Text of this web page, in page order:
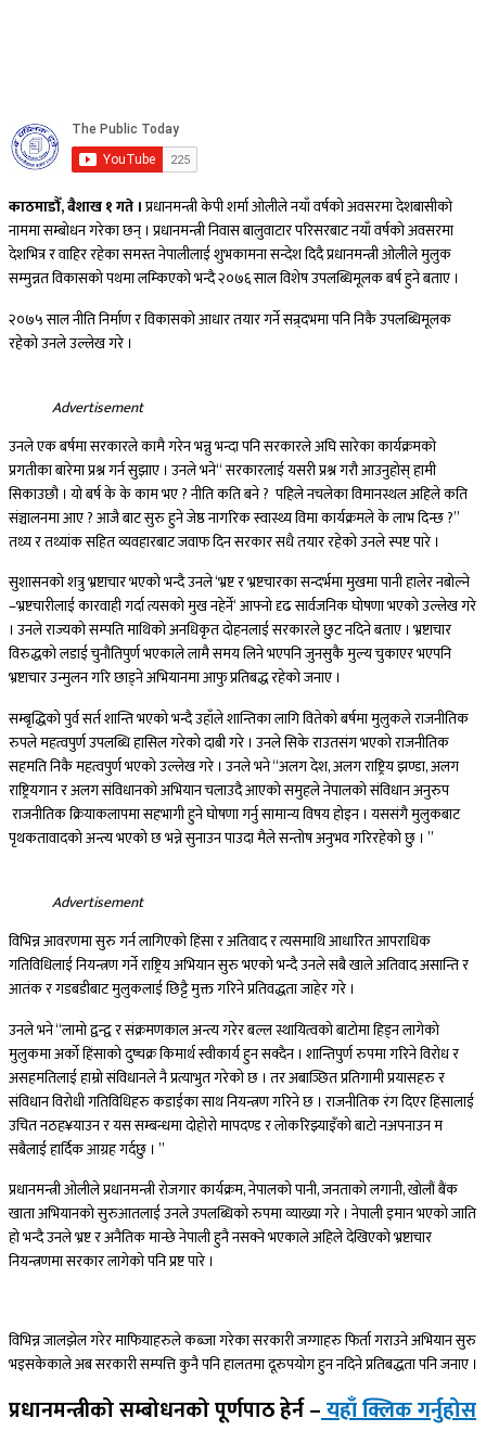
काठमाडौँ, बैशाख १ गते ।प्रधानमन्त्री केपी शर्मा ओलीले नयाँ वर्षको अवसरमा देशबासीको
नाममा सम्बोधन गरेका छन् । प्रधानमन्त्री निवास बालुवाटार परिसरबाट नयाँ वर्षको अवसरमा
देशभित्र र वाहिर रहेका समस्त नेपालीलाई शुभकामना सन्देश दिदै प्रधानमन्त्री ओलीले मुलुक
सम्मुन्नत विकासको पथमा लम्किएको भन्दै २०७६ साल विशेष उपलब्धिमूलक बर्ष हुने बताए ।
२०७५ साल नीति निर्माण र विकासको आधार तयार गर्ने सन्र्दभमा पनि निकै उपलब्धिमूलक
रहेको उनले उल्लेख गरे ।
Advertisement
उनले एक बर्षमा सरकारले कामै गरेन भन्नु भन्दा पनि सरकारले अघि सारेका कार्यक्रमको
प्रगतीका बारेमा प्रश्न गर्न सुझाए । उनले भने“ सरकारलाई यसरी प्रश्न गरौ आउनुहोस् हामी
सिकाउछौ । यो बर्ष के के काम भए ? नीति कति बने ? पहिले नचलेका विमानस्थल अहिले कति
संञ्चालनमा आए ? आजै बाट सुरु हुने जेष्ठ नागरिक स्वास्थ्य विमा कार्यक्रमले के लाभ दिन्छ ?”
तथ्य र तथ्यांक सहित व्यवहारबाट जवाफ दिन सरकार सधै तयार रहेको उनले स्पष्ट पारे ।
सुशासनको शत्रु भ्रष्टाचार भएको भन्दै उनले ‘भ्रष्ट र भ्रष्टचारका सन्दर्भमा मुखमा पानी हालेर नबोल्ने
–भ्रष्टचारीलाई कारवाही गर्दा त्यसको मुख नहेर्ने‘ आफ्नो दृढ सार्वजनिक घोषणा भएको उल्लेख गरे
। उनले राज्यको सम्पति माथिको अनधिकृत दोहनलाई सरकारले छुट नदिने बताए । भ्रष्टाचार
विरुद्धको लडाई चुनौतिपुर्ण भएकाले लामै समय लिने भएपनि जुनसुकै मुल्य चुकाएर भएपनि
भ्रष्टाचार उन्मुलन गरि छाड्ने अभियानमा आफु प्रतिबद्ध रहेको जनाए ।
सम्बृद्धिको पुर्व सर्त शान्ति भएको भन्दै उहाँले शान्तिका लागि वितेको बर्षमा मुलुकले राजनीतिक
रुपले महत्वपुर्ण उपलब्धि हासिल गरेको दाबी गरे । उनले सिके राउतसंग भएको राजनीतिक
सहमति निकै महत्वपुर्ण भएको उल्लेख गरे । उनले भने “अलग देश, अलग राष्ट्रिय झण्डा, अलग
राष्ट्रियगान र अलग संविधानको अभियान चलाउदै आएको समुहले नेपालको संविधान अनुरुप
राजनीतिक क्रियाकलापमा सहभागी हुने घोषणा गर्नु सामान्य विषय होइन । यससंगै मुलुकबाट
पृथकतावादको अन्त्य भएको छ भन्ने सुनाउन पाउदा मैले सन्तोष अनुभव गरिरहेको छु । ”
Advertisement
विभिन्न आवरणमा सुरु गर्न लागिएको हिंसा र अतिवाद र त्यसमाथि आधारित आपराधिक
गतिविधिलाई नियन्त्रण गर्ने राष्ट्रिय अभियान सुरु भएको भन्दै उनले सबै खाले अतिवाद असान्ति र
आतंक र गडबडीबाट मुलुकलाई छिट्टै मुक्त गरिने प्रतिवद्धता जाहेर गरे ।
उनले भने “लामो द्वन्द्व र संक्रमणकाल अन्त्य गरेर बल्ल स्थायित्वको बाटोमा हिड्न लागेको
मुलुकमा अर्को हिंसाको दुष्चक्र किमार्थ स्वीकार्य हुन सक्दैन । शान्तिपुर्ण रुपमा गरिने विरोध र
असहमतिलाई हाम्रो संविधानले नै प्रत्याभुत गरेको छ । तर अबाञ्छित प्रतिगामी प्रयासहरु र
संविधान विरोधी गतिविधिहरु कडाईका साथ नियन्त्रण गरिने छ । राजनीतिक रंग दिएर हिंसालाई
उचित नठह¥याउन र यस सम्बन्धमा दोहोरो मापदण्ड र लोकरिझ्याइँको बाटो नअपनाउन म
सबैलाई हार्दिक आग्रह गर्दछु । ”
प्रधानमन्त्री ओलीले प्रधानमन्त्री रोजगार कार्यक्रम, नेपालको पानी, जनताको लगानी, खोलौं बैंक
खाता अभियानको सुरुआतलाई उनले उपलब्धिको रुपमा व्याख्या गरे । नेपाली इमान भएको जाति
हो भन्दै उनले भ्रष्ट र अनैतिक मान्छे नेपाली हुनै नसक्ने भएकाले अहिले देखिएको भ्रष्टाचार
नियन्त्रणमा सरकार लागेको पनि प्रष्ट पारे ।
विभिन्न जालझेल गरेर माफियाहरुले कब्जा गरेका सरकारी जग्गाहरु फिर्ता गराउने अभियान सुरु
भइसकेकाले अब सरकारी सम्पत्ति कुनै पनि हालतमा दूरुपयोग हुन नदिने प्रतिबद्धता पनि जनाए ।
प्रधानमन्त्रीको सम्बोधनको पूर्णपाठ हेर्न –यहाँ क्लिक गर्नुहोस